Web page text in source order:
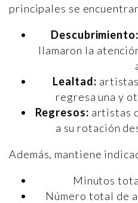
principales se
Descubrimiento:
llamaron la
Lealtad:
regresa una y
Regresos: artistas
a su rotación
Además, mantiene
Minutos
Número total de